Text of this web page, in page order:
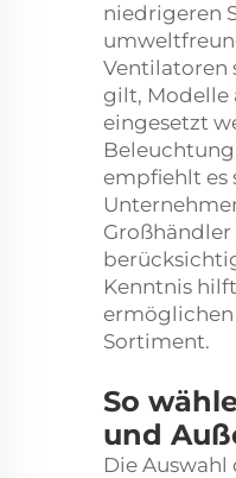
niedrigeren
Ventilatoren
gilt, Modelle
eingesetzt
empfiehlt es
Kenntnis
Sortiment.
So
und
Die